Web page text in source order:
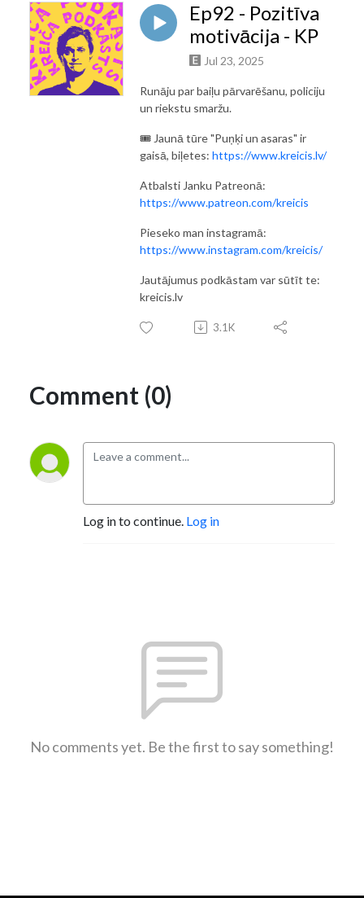
Ep92 - Pozitīva
motivācija - KP
Jul 23, 2025
Runāju par baiļu pārvarēšanu, policiju
un riekstu smaržu.
🎟️ Jaunā tūre "Puņķi un asaras" ir
gaisā, biļetes: https://www.kreicis.lv/
Atbalsti Janku Patreonā:
https://www.patreon.com/kreicis
Pieseko man instagramā:
https://www.instagram.com/kreicis/
Jautājumus podkāstam var sūtīt te:
kreicis.lv
3.1K
Comment (0)
Log in to continue. Log in
No comments yet. Be the first to say something!